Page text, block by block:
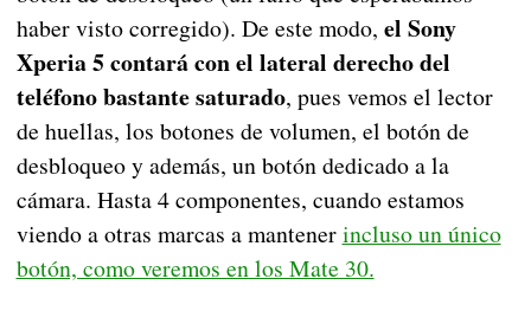
haber visto corregido). De este modo, el Sony
Xperia 5 contará con el lateral derecho del
teléfono bastante saturado, pues vemos el lector
de huellas, los botones de volumen, el botón de
desbloqueo y además, un botón dedicado a la
cámara. Hasta 4 componentes, cuando estamos
viendo a otras marcas a mantenerincluso un único
botón, como veremos en los Mate 30.